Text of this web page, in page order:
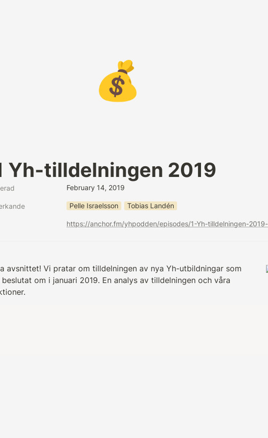
💰
Yh-tilldelningen 2019
February 14, 2019
Pelle Israelsson Tobias Landén
avsnittet! Vi pratar om tilldelningen av nya Yh-utbildningar som
beslutat om i januari 2019. En analys av tilldelningen och våra